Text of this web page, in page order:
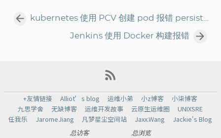
kubernetes 使用 PCV 创建 pod 报错 persistentvolume-controller waiting for a volume to be created
Jenkins 使用 Docker 构建报错
+友情链接 Alliot’s blog 运维小弟 小z博客
小柒博客
九思学舍
无缺博客 运维开发故事 云原生运维圈
UNIXSRE
任我乐
JaromeJiang 凡梦星尘空间站 Jaxx.Wang Jackie's Blog
总访客 总浏览